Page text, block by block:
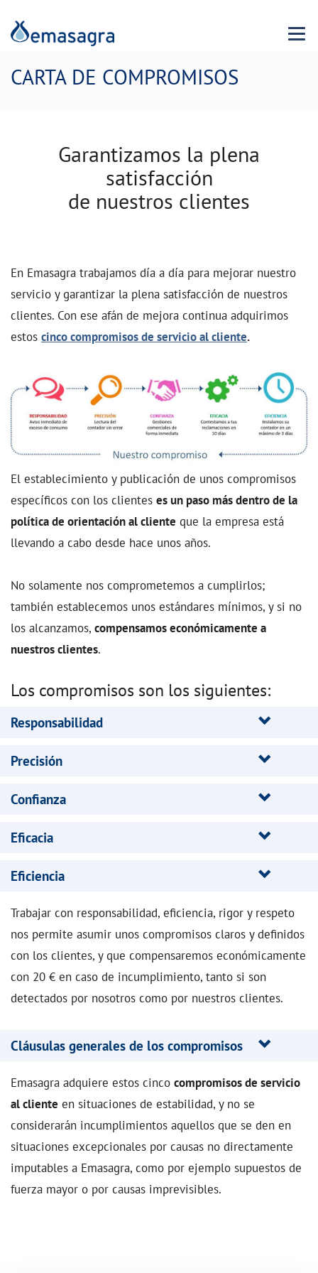
Menu
CARTA DE COMPROMISOS
Garantizamos la plena
satisfacción
de nuestros clientes
En Emasagra trabajamos día a día para mejorar nuestro
servicio y garantizar la plena satisfacción de nuestros
clientes. Con ese afán de mejora continua adquirimos
estos cinco compromisos de servicio al cliente.
El establecimiento y publicación de unos compromisos
específicos con los clientes es un paso más dentro de la
política de orientación al cliente que la empresa está
llevando a cabo desde hace unos años.
No solamente nos comprometemos a cumplirlos;
también establecemos unos estándares mínimos, y si no
los alcanzamos, compensamos económicamente a
nuestros clientes.
Los compromisos son los siguientes:
Responsabilidad
Precisión
Confianza
Eficacia
Eficiencia
Trabajar con responsabilidad, eficiencia, rigor y respeto
nos permite asumir unos compromisos claros y definidos
con los clientes, y que compensaremos económicamente
con 20 € en caso de incumplimiento, tanto si son
detectados por nosotros como por nuestros clientes.
Cláusulas generales de los compromisos
Emasagra adquiere estos cinco compromisos de servicio
al cliente en situaciones de estabilidad, y no se
considerarán incumplimientos aquellos que se den en
situaciones excepcionales por causas no directamente
imputables a Emasagra, como por ejemplo supuestos de
fuerza mayor o por causas imprevisibles.